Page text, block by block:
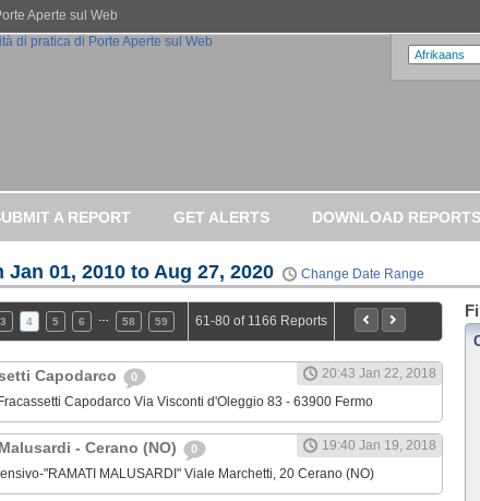
Aperte sul Web
A REPORT GET ALERTS DOWNLOAD REPORTS
Jan 01, 2010 to Aug 27, 2020 Change Date Range
3 4 5 6 58 59 61-80 of 1166 Reports
Capodarco 0
20:43 Jan 22, 2018
Capodarco Via Visconti d'Oleggio 83 - 63900 Fermo
- Cerano (NO) 0
19:40 Jan 19, 2018
"RAMATI MALUSARDI" Viale Marchetti, 20 Cerano (NO)